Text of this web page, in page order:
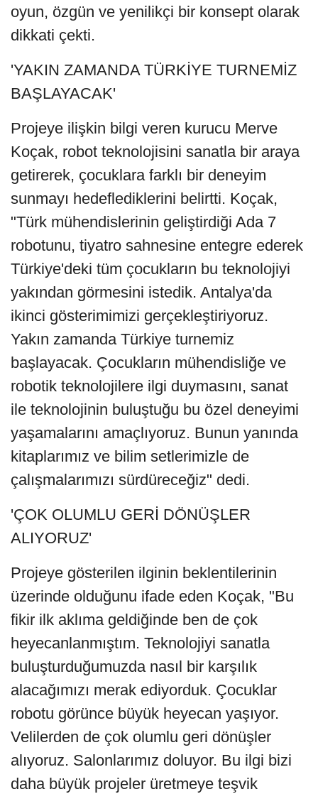
oyun, özgün ve yenilikçi bir konsept olarak
dikkati çekti.
'YAKIN ZAMANDA TÜRKİYE TURNEMİZ
BAŞLAYACAK'
Projeye ilişkin bilgi veren kurucu Merve
Koçak, robot teknolojisini sanatla bir araya
getirerek, çocuklara farklı bir deneyim
sunmayı hedeflediklerini belirtti. Koçak,
"Türk mühendislerinin geliştirdiği Ada 7
robotunu, tiyatro sahnesine entegre ederek
Türkiye'deki tüm çocukların bu teknolojiyi
yakından görmesini istedik. Antalya'da
ikinci gösterimimizi gerçekleştiriyoruz.
Yakın zamanda Türkiye turnemiz
başlayacak. Çocukların mühendisliğe ve
robotik teknolojilere ilgi duymasını, sanat
ile teknolojinin buluştuğu bu özel deneyimi
yaşamalarını amaçlıyoruz. Bunun yanında
kitaplarımız ve bilim setlerimizle de
çalışmalarımızı sürdüreceğiz" dedi.
'ÇOK OLUMLU GERİ DÖNÜŞLER
ALIYORUZ'
Projeye gösterilen ilginin beklentilerinin
üzerinde olduğunu ifade eden Koçak, "Bu
fikir ilk aklıma geldiğinde ben de çok
heyecanlanmıştım. Teknolojiyi sanatla
buluşturduğumuzda nasıl bir karşılık
alacağımızı merak ediyorduk. Çocuklar
robotu görünce büyük heyecan yaşıyor.
Velilerden de çok olumlu geri dönüşler
alıyoruz. Salonlarımız doluyor. Bu ilgi bizi
daha büyük projeler üretmeye teşvik